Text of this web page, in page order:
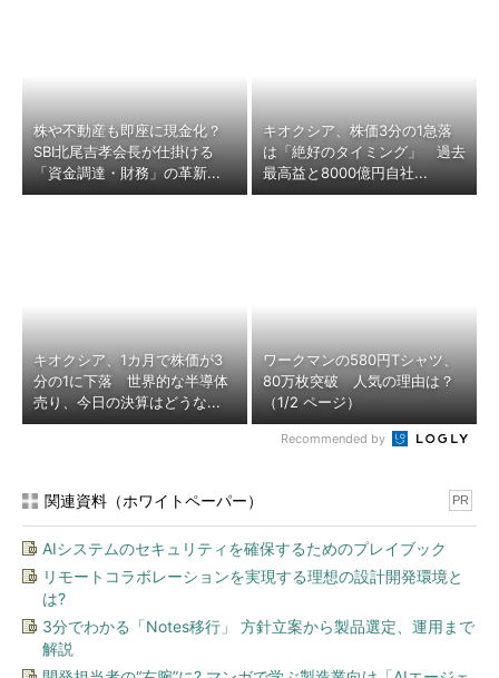
株や不動産も即座に現金化？
SBI北尾吉孝会長が仕掛ける
「資金調達・財務」の革新...
キオクシア、株価3分の1急落
は「絶好のタイミング」 過去
最高益と8000億円自社...
キオクシア、1カ月で株価が3
分の1に下落 世界的な半導体
売り、今日の決算はどうな...
ワークマンの580円Tシャツ、
80万枚突破 人気の理由は？
（1/2 ページ）
Recommended by
関連資料（ホワイトペーパー） PR
AIシステムのセキュリティを確保するためのプレイブック
リモートコラボレーションを実現する理想の設計開発環境と
は?
3分でわかる「Notes移行」 方針立案から製品選定、運用まで
解説